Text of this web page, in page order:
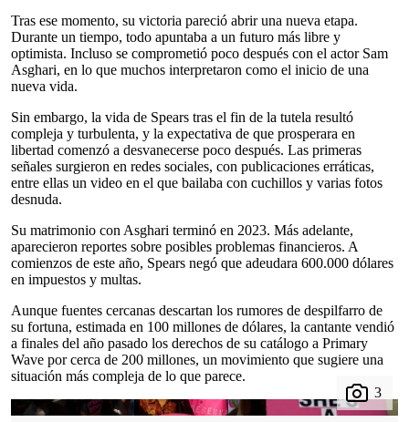
Tras ese momento, su victoria pareció abrir una nueva etapa.
Durante un tiempo, todo apuntaba a un futuro más libre y
optimista. Incluso se comprometió poco después con el actor Sam
Asghari, en lo que muchos interpretaron como el inicio de una
nueva vida.
Sin embargo, la vida de Spears tras el fin de la tutela resultó
compleja y turbulenta, y la expectativa de que prosperara en
libertad comenzó a desvanecerse poco después. Las primeras
señales surgieron en redes sociales, con publicaciones erráticas,
entre ellas un video en el que bailaba con cuchillos y varias fotos
desnuda.
Su matrimonio con Asghari terminó en 2023. Más adelante,
aparecieron reportes sobre posibles problemas financieros. A
comienzos de este año, Spears negó que adeudara 600.000 dólares
en impuestos y multas.
Aunque fuentes cercanas descartan los rumores de despilfarro de
su fortuna, estimada en 100 millones de dólares, la cantante vendió
a finales del año pasado los derechos de su catálogo a Primary
Wave por cerca de 200 millones, un movimiento que sugiere una
situación más compleja de lo que parece.